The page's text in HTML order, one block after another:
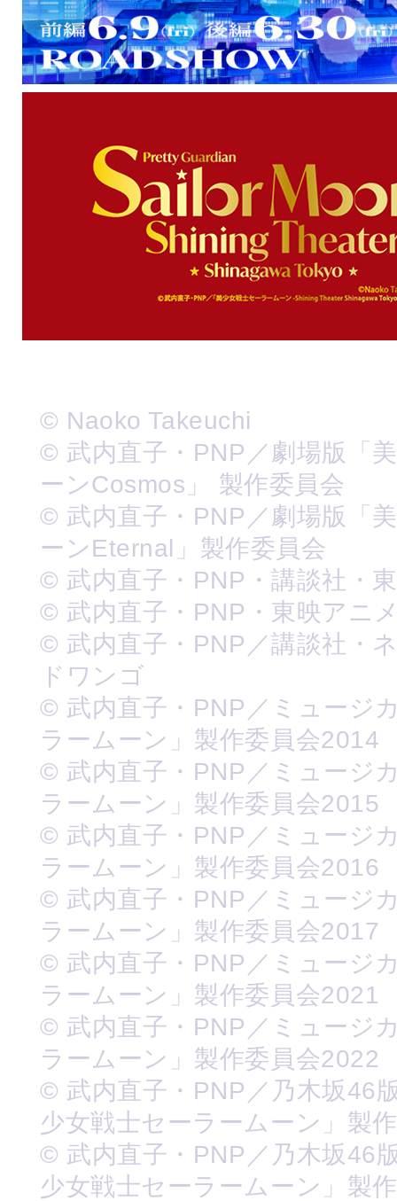
© Naoko Takeuchi
© 武内直子・PNP／劇場版「
ーンCosmos」 製作委員会
© 武内直子・PNP／劇場版「
ーンEternal」製作委員会
© 武内直子・PNP・講談社・
© 武内直子・PNP・東映アニ
© 武内直子・PNP／講談社・
ドワンゴ
© 武内直子・PNP／ミュージ
ラームーン」製作委員会2014
© 武内直子・PNP／ミュージ
ラームーン」製作委員会2015
© 武内直子・PNP／ミュージ
ラームーン」製作委員会2016
© 武内直子・PNP／ミュージ
ラームーン」製作委員会2017
© 武内直子・PNP／ミュージ
ラームーン」製作委員会2021
© 武内直子・PNP／ミュージ
ラームーン」製作委員会2022
© 武内直子・PNP／乃木坂46
少女戦士セーラームーン」製
© 武内直子・PNP／乃木坂46
少女戦士セーラームーン」製